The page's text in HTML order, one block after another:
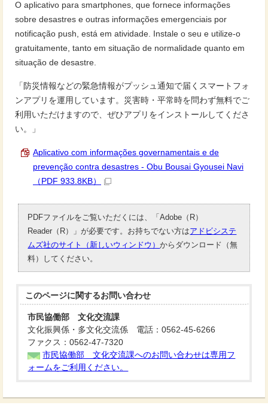
O aplicativo para smartphones, que fornece informações
sobre desastres e outras informações emergenciais por
notificação push, está em atividade. Instale o seu e utilize-o
gratuitamente, tanto em situação de normalidade quanto em
situação de desastre.
「防災情報などの緊急情報がプッシュ通知で届くスマートフォ
ンアプリを運用しています。災害時・平常時を問わず無料でご
利用いただけますので、ぜひアプリをインストールしてくださ
い。」
Aplicativo com informações governamentais e de
prevenção contra desastres - Obu Bousai Gyousei Navi
（PDF 933.8KB）
PDFファイルをご覧いただくには、「Adobe（R）
Reader（R）」が必要です。お持ちでない方はアドビシステ
ムズ社のサイト（新しいウィンドウ）からダウンロード（無
料）してください。
このページに関するお問い合わせ
市民協働部 文化交流課
文化振興係・多文化交流係 電話：0562-45-6266
ファクス：0562-47-7320
市民協働部 文化交流課へのお問い合わせは専用フ
ォームをご利用ください。